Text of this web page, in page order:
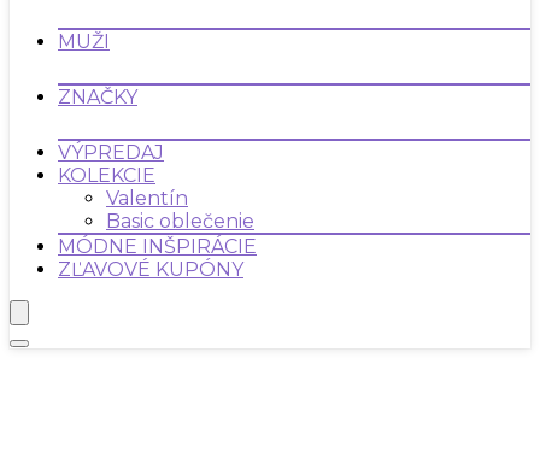
MUŽI
ZNAČKY
VÝPREDAJ
KOLEKCIE
Valentín
Basic oblečenie
MÓDNE INŠPIRÁCIE
ZĽAVOVÉ KUPÓNY